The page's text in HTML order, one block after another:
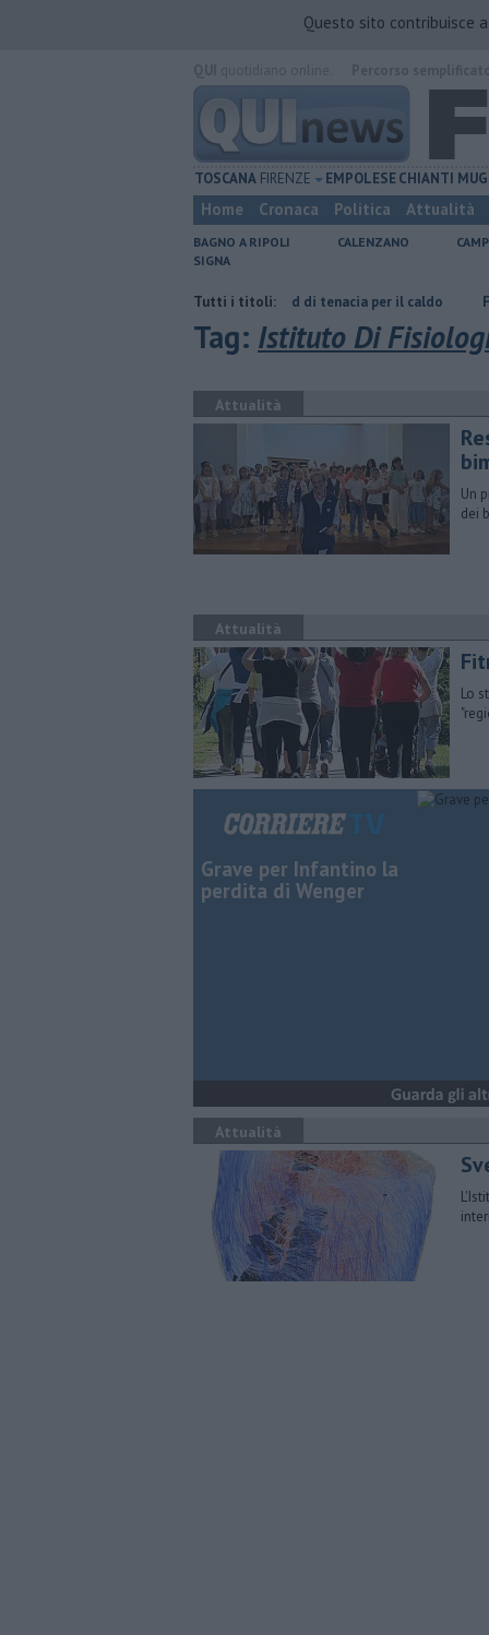
Questo sito contribuisce
TOSCANA FIRENZE EMPOLESECHIANTI
Home Cronaca Politica Attualità
BAGNO A RIPOLI CALENZANO
SIGNA
Tutti i titoli:
Graticola meteo, record di tenacia per il caldo Fipili,
Tag: Istituto Di
Attualità
Un
dei
Attualità
Lo
Grave per Infantino la
perdita di Wenger
Attualità